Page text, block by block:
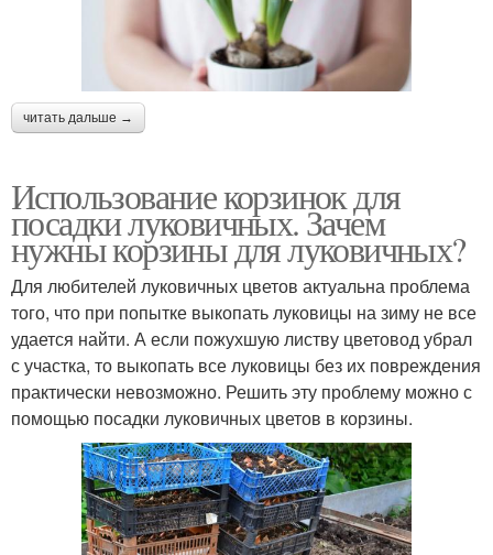
читать дальше →
Использование корзинок для
посадки луковичных. Зачем
нужны корзины для луковичных?
Для любителей луковичных цветов актуальна проблема
того, что при попытке выкопать луковицы на зиму не все
удается найти. А если пожухшую листву цветовод убрал
с участка, то выкопать все луковицы без их повреждения
практически невозможно. Решить эту проблему можно с
помощью посадки луковичных цветов в корзины.